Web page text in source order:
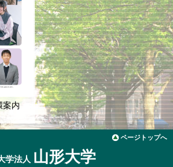
案内
ページトップへ
学法人 山形大学